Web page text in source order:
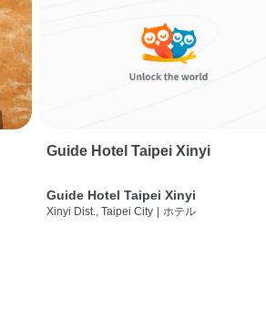
Guide Hotel Taipei Xinyi
Guide Hotel Taipei Xinyi
Xinyi Dist., Taipei City | ホテル